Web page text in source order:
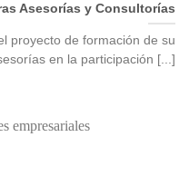
Asesorías y Consultorías
proyecto de formación de su
en la participación [...]